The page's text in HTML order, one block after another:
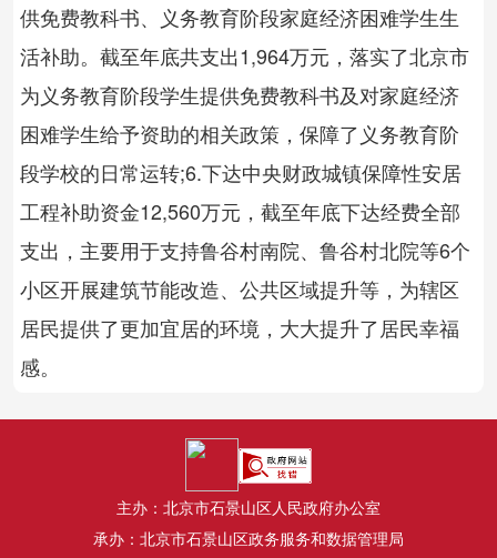
供免费教科书、义务教育阶段家庭经济困难学生生
活补助。截至年底共支出1,964万元，落实了北京市
为义务教育阶段学生提供免费教科书及对家庭经济
困难学生给予资助的相关政策，保障了义务教育阶
段学校的日常运转;6.下达中央财政城镇保障性安居
工程补助资金12,560万元，截至年底下达经费全部
支出，主要用于支持鲁谷村南院、鲁谷村北院等6个
小区开展建筑节能改造、公共区域提升等，为辖区
居民提供了更加宜居的环境，大大提升了居民幸福
感。
主办：北京市石景山区人民政府办公室
承办：北京市石景山区政务服务和数据管理局